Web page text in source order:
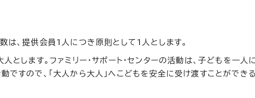
、提供会員1人につき原則として1人とします。
とします。ファミリー・サポート・センターの活動は、子どもを一人
ですので、「大人から大人」へこどもを安全に受け渡すことができ